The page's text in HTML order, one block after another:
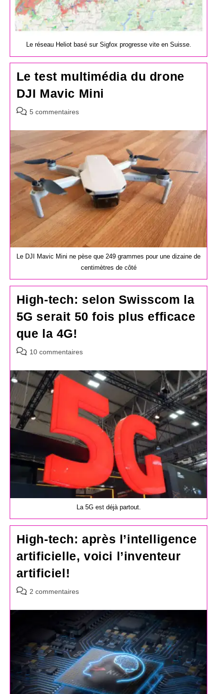
Le réseau Heliot basé sur Sigfox progresse vite en Suisse.
Le test multimédia du drone
DJI Mavic Mini
Commentaires
la
5 commentaires
Le DJI Mavic Mini ne pèse que 249 grammes pour une dizaine de
centimètres de côté
High-tech: selon Swisscom la
5G serait 50 fois plus efficace
que la 4G!
Commentaires
la
publication :
10 commentaires
La 5G est déjà partout.
High-tech: après l’intelligence
artificielle, voici l’inventeur
artificiel!
Commentaires
la
2 commentaires